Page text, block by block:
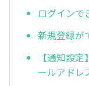
ログインで
新規登録が
【通知設
ールアドレ